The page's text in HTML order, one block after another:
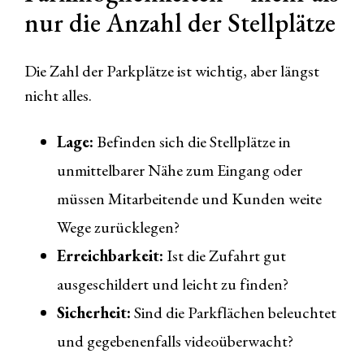
nur die Anzahl der Stellplätze
Die Zahl der Parkplätze ist wichtig, aber längst
nicht alles.
Lage: Befinden sich die Stellplätze in
unmittelbarer Nähe zum Eingang oder
müssen Mitarbeitende und Kunden weite
Wege zurücklegen?
Erreichbarkeit: Ist die Zufahrt gut
ausgeschildert und leicht zu finden?
Sicherheit:Sind die Parkflächen beleuchtet
und gegebenenfalls videoüberwacht?